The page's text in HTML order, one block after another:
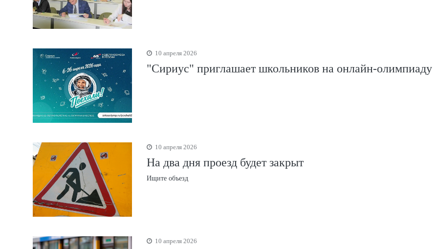
10 апреля 2026
"Сириус" приглашает школьников на онлайн-олимпиаду
10 апреля 2026
На два дня проезд будет закрыт
Ищите объезд
10 апреля 2026